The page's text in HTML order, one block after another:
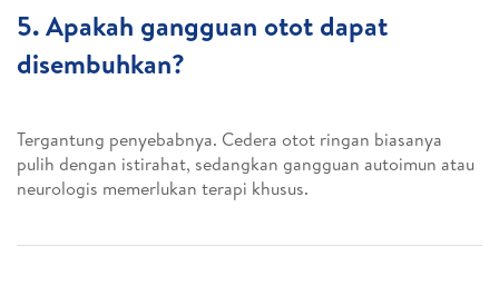
5. Apakah gangguan otot dapat
disembuhkan?
Tergantung penyebabnya. Cedera otot ringan biasanya
pulih dengan istirahat, sedangkan gangguan autoimun atau
neurologis memerlukan terapi khusus.